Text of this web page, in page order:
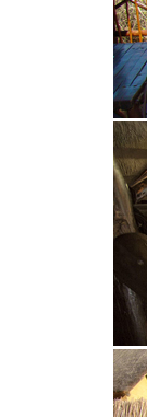
kurze 25-
oft die Big
verlassen
Der
Heimat
im Krüger-
perfekt für
Nähe
die Gäste
des
Gegend